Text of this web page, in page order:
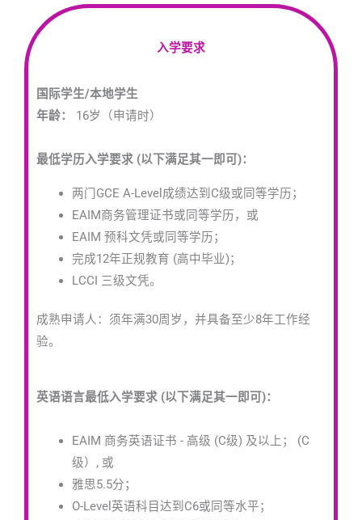
入学要求
国际学生/本地学生
年龄：
16岁（申请时）
最低学历入学要求 (以下满足其一即可)：
两门GCE A-Level成绩达到C级或同等学历；
EAIM商务管理证书或同等学历，或
EAIM 预科文凭或同等学历；
完成12年正规教育 (高中毕业)；
LCCI 三级文凭。
成熟申请人：须年满30周岁，并具备至少8年工作经
验。
英语语言最低入学要求 (以下满足其一即可)：
EAIM 商务英语证书 - 高级 (C级) 及以上； (C
级） , 或
雅思5.5分；
O-Level英语科目达到C6或同等水平；